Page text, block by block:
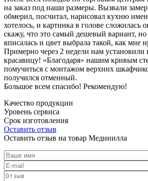
на заказ под наши размеры. Вызвали
обмерил, посчитал, нарисовал кухню
хотелось, и картинка в голове сложилась
скажу, что это самый дешевый вариант,
вписалась и цвет выбрала такой, как мне
Примерно через 2 недели нам
красавицу! «Благодаря» нашим кривым
помучиться с монтажом верхних
получился отменный.
Большое всем спасибо! Рекомендую!
Качество продукции
Уровень сервиса
Срок изготовления
Оставить отзыв
Оставить отзыв на товар Мединилла